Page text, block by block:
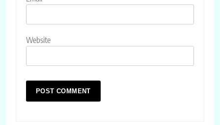
Website